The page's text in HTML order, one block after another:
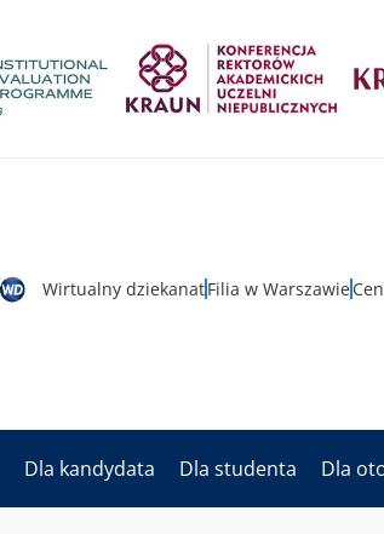
Wirtualny dziekanatFilia w Warszawie
Dla kandydata Dla studenta Dla